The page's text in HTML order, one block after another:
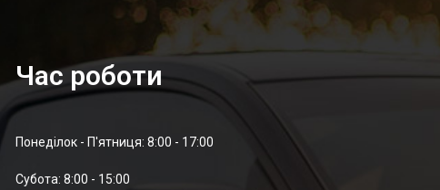
Час роботи
Понеділок - П'ятниця: 8:00 - 17:00
Суботa: 8:00 - 15:00